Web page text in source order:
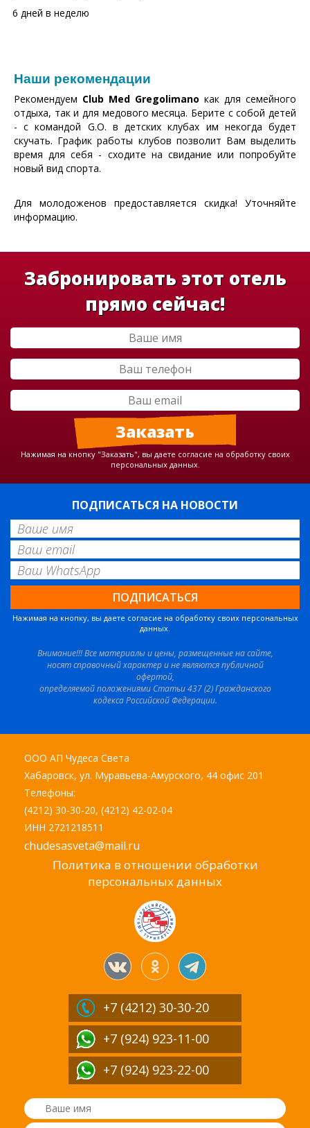
6 дней в неделю
Наши рекомендации
Рекомендуем Club Med Gregolimano как для семейного
отдыха, так и для медового месяца. Берите с собой детей
- с командой G.O. в детских клубах им некогда будет
скучать. График работы клубов позволит Вам выделить
время для себя - сходите на свидание или попробуйте
новый вид спорта.
Для молодоженов предоставляется скидка! Уточняйте
информацию.
Забронировать этот отель
прямо сейчас!
Нажимая на кнопку "Заказать", вы даете согласие на обработку своих
персональных данных.
ПОДПИСАТЬСЯ НА НОВОСТИ
Нажимая на кнопку, вы даете согласие на обработку своих персональных
данных.
Внимание!!! Все материалы и цены, размещенные на сайте,
носят справочный характер и не являются публичной
офертой,
определяемой положениями Статьи 437 (2) Гражданского
кодекса Российской Федерации.
ООО АП Чудеса Света
Хабаровск, ул. Муравьева-Амурского, 44 офис 201
Телефоны:
(4212) 30-30-20, (4212) 42-02-04
ИНН 2721218511
chudesasveta@mail.ru
Политика в отношении обработки
персональных данных
+7 (4212) 30-30-20
+7 (924) 923-11-00
+7 (924) 923-22-00